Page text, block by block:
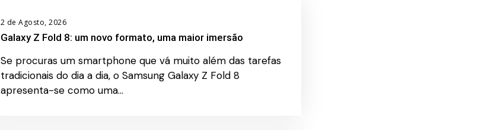
2 de Agosto, 2026
Galaxy Z Fold 8: um novo formato, uma maior imersão
Se procuras um smartphone que vá muito além das tarefas
tradicionais do dia a dia, o Samsung Galaxy Z Fold 8
apresenta-se como uma…